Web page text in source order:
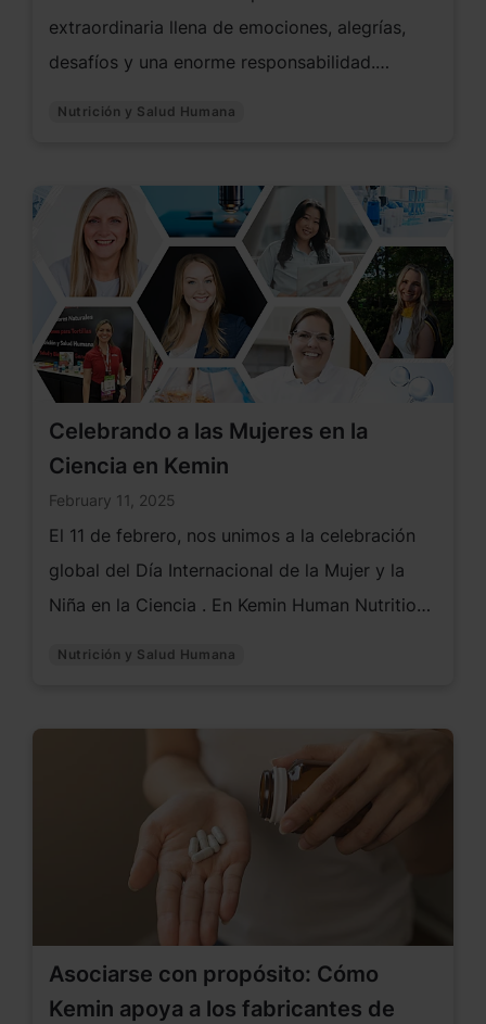
extraordinaria llena de emociones, alegrías,
desafíos y una enorme responsabilidad.
exigente, sino también para sentar las mejores
bases posibles para el desarrollo del bebé.
Nutrición y Salud Humana
Celebrando a las Mujeres en la
Ciencia en Kemin
February 11, 2025
El 11 de febrero, nos unimos a la celebración
global del Día Internacional de la Mujer y la
Niña en la Ciencia . En Kemin Human Nutrition
descubrimiento, la innovación y el impacto.
Nutrición y Salud Humana
Asociarse con propósito: Cómo
Kemin apoya a los fabricantes de